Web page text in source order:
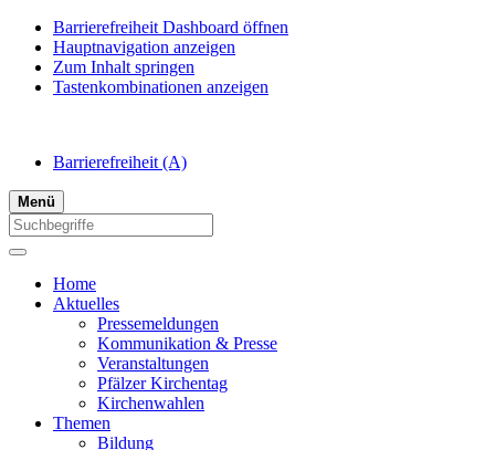
Barrierefreiheit Dashboard öffnen
Hauptnavigation anzeigen
Zum Inhalt springen
Tastenkombinationen anzeigen
Barrierefreiheit (A)
Menü
Home
Aktuelles
Pressemeldungen
Kommunikation & Presse
Veranstaltungen
Pfälzer Kirchentag
Kirchenwahlen
Themen
Bildung